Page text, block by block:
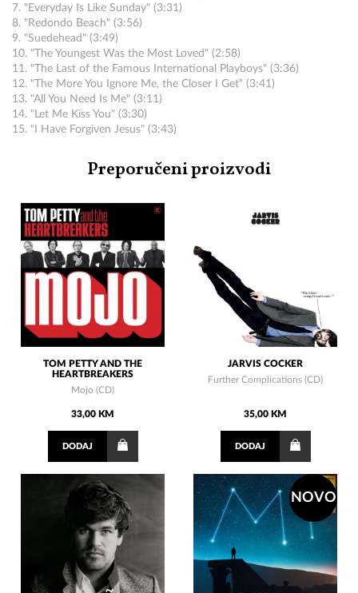
7. "Everyday Is Like Sunday" (3:31)
8. "Redondo Beach" (3:56)
9. "Suedehead" (3:49)
10. "The Youngest Was the Most Loved" (2:58)
11. "The Last of the Famous International Playboys" (3:36)
12. "The More You Ignore Me, the Closer I Get" (3:41)
13. "All You Need Is Me" (3:11)
14. "Let Me Kiss You" (3:30)
15. "I Have Forgiven Jesus" (3:43)
Preporučeni proizvodi
TOM PETTY AND THE
HEARTBREAKERS
Mojo (CD)
33,00 KM
DODAJ
JARVIS COCKER
Further Complications (CD)
35,00 KM
DODAJ
NOVO